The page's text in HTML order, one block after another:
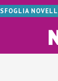
SFOGLIA